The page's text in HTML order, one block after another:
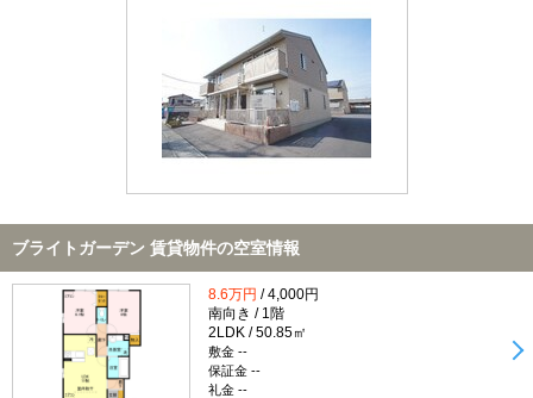
不動産会社から
TOP
ブライトガーデン 賃貸物件の空室情報
8.6万円 / 4,000円
南向き / 1階
2LDK / 50.85㎡
敷金 --
保証金 --
礼金 --